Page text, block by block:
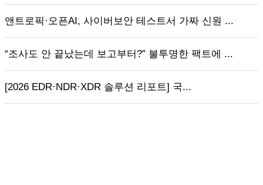
앤트로픽·오픈AI, 사이버보안 테스트서 가짜 신원 ...
“조사도 안 끝났는데 보고부터?” 불투명한 팩트에 ...
[2026 EDR·NDR·XDR 솔루션 리포트] 국...